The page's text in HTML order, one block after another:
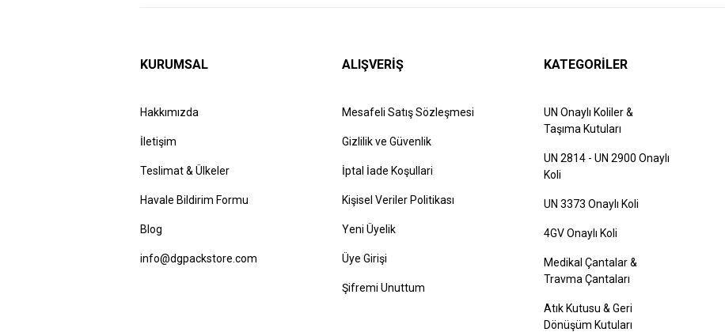
KURUMSAL
Hakkımızda
İletişim
Teslimat & Ülkeler
Havale Bildirim Formu
Blog
info@dgpackstore.com
ALIŞVERİŞ
Mesafeli Satış Sözleşmesi
Gizlilik ve Güvenlik
İptal İade Koşullari
Kişisel Veriler Politikası
Yeni Üyelik
Üye Girişi
Şifremi Unuttum
KATEGORİLER
UN Onaylı Koliler &
Taşıma Kutuları
UN 2814 - UN 2900 Onaylı
Koli
UN 3373 Onaylı Koli
4GV Onaylı Koli
Medikal Çantalar &
Travma Çantaları
Atık Kutusu & Geri
Dönüşüm Kutuları